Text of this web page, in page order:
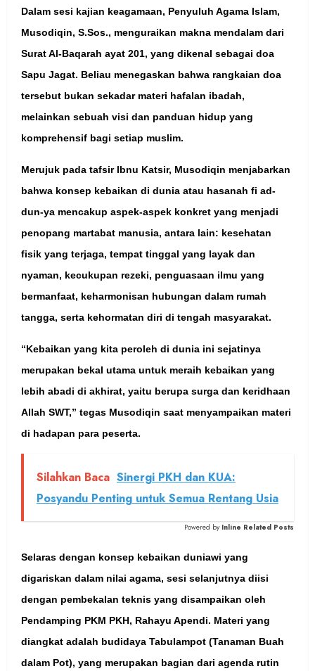
Dalam sesi kajian keagamaan, Penyuluh Agama Islam,
Musodiqin, S.Sos., menguraikan makna mendalam dari
Surat Al-Baqarah ayat 201, yang dikenal sebagai doa
Sapu Jagat. Beliau menegaskan bahwa rangkaian doa
tersebut bukan sekadar materi hafalan ibadah,
melainkan sebuah visi dan panduan hidup yang
komprehensif bagi setiap muslim.
Merujuk pada tafsir Ibnu Katsir, Musodiqin menjabarkan
bahwa konsep kebaikan di dunia atau hasanah fi ad-
dun-ya mencakup aspek-aspek konkret yang menjadi
penopang martabat manusia, antara lain: kesehatan
fisik yang terjaga, tempat tinggal yang layak dan
nyaman, kecukupan rezeki, penguasaan ilmu yang
bermanfaat, keharmonisan hubungan dalam rumah
tangga, serta kehormatan diri di tengah masyarakat.
“Kebaikan yang kita peroleh di dunia ini sejatinya
merupakan bekal utama untuk meraih kebaikan yang
lebih abadi di akhirat, yaitu berupa surga dan keridhaan
Allah SWT,” tegas Musodiqin saat menyampaikan materi
di hadapan para peserta.
Silahkan Baca Sinergi PKH dan KUA:
Posyandu Penting untuk Semua Rentang Usia
Powered by Inline Related Posts
Selaras dengan konsep kebaikan duniawi yang
digariskan dalam nilai agama, sesi selanjutnya diisi
dengan pembekalan teknis yang disampaikan oleh
Pendamping PKM PKH, Rahayu Apendi. Materi yang
diangkat adalah budidaya Tabulampot (Tanaman Buah
dalam Pot), yang merupakan bagian dari agenda rutin